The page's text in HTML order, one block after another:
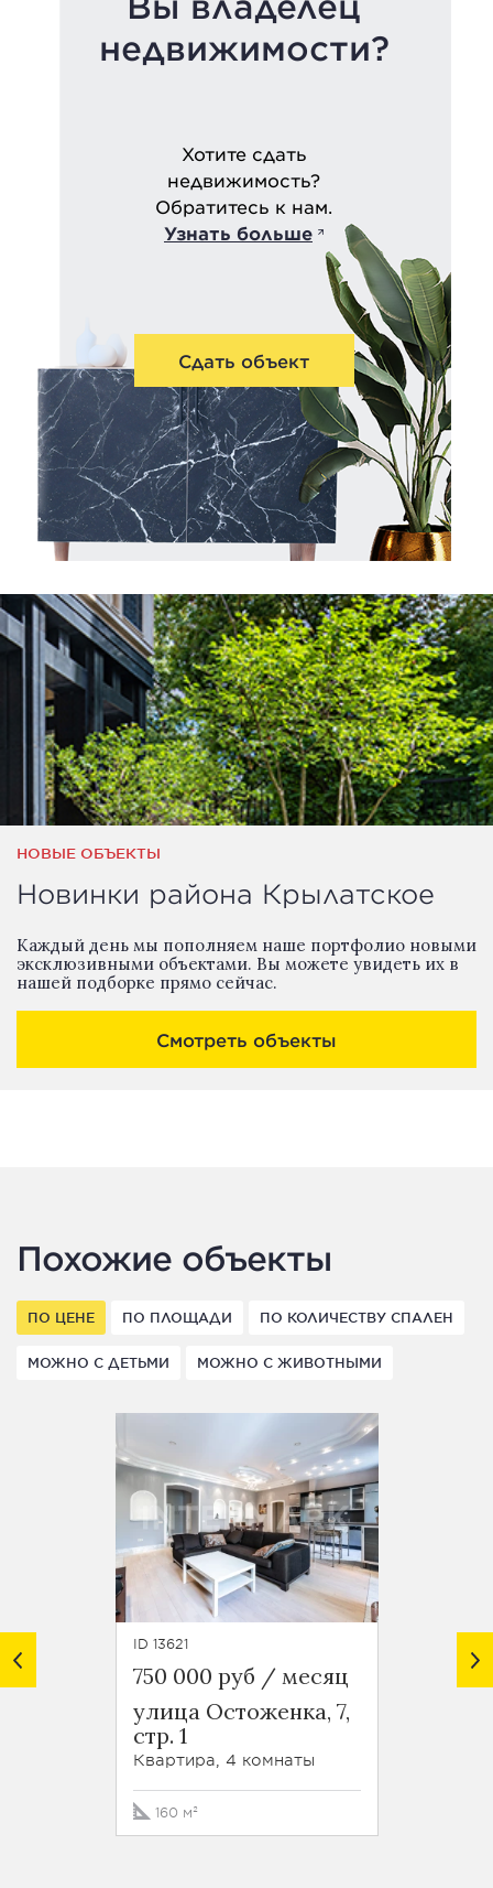
недвижимости?
Хотите сдать
недвижимость?
Обратитесь к нам.
Узнать больше
Сдать объект
НОВЫЕ ОБЪЕКТЫ
Новинки района Крылатское
Каждый день мы пополняем наше портфолио новыми
эксклюзивными объектами. Вы можете увидеть их в
нашей подборке прямо сейчас.
Смотреть объекты
Похожие объекты
ПО ЦЕНЕ ПО ПЛОЩАДИ ПО КОЛИЧЕСТВУ СПАЛЕН
МОЖНО С ДЕТЬМИ МОЖНО С ЖИВОТНЫМИ
ID 13621
750 000 руб / месяц
улица Остоженка, 7,
стр. 1
Квартира, 4 комнаты
160 м²
1